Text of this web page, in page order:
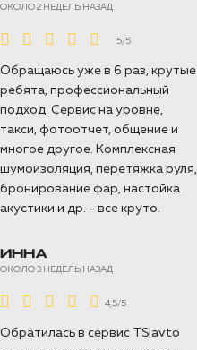
ОКОЛО 2 НЕДЕЛЬ НАЗАД
5/5
Обращаюсь уже в 6 раз, крутые
ребята, профессиональный
подход. Сервис на уровне,
такси, фотоотчет, общение и
многое другое. Комплексная
шумоизоляция, перетяжка руля,
бронирование фар, настойка
акустики и др. - все круто.
ИННА
ОКОЛО 3 НЕДЕЛЬ НАЗАД
4,5/5
Обратилась в сервис TSIavto